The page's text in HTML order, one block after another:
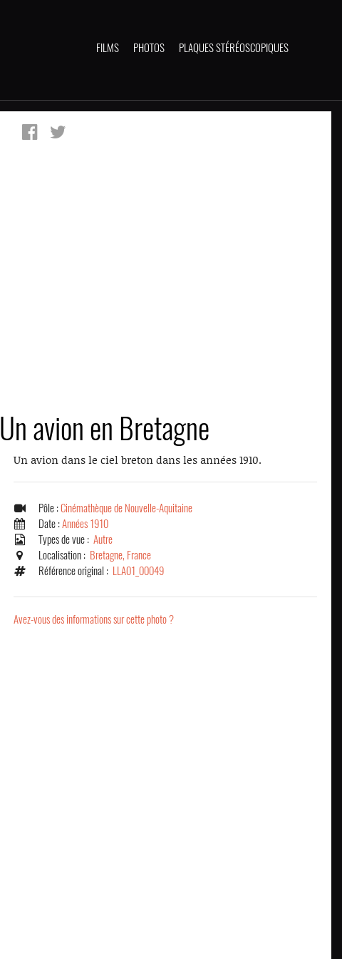
FILMS PHOTOS PLAQUES STÉRÉOSCOPIQUES
Un avion en Bretagne
Un avion dans le ciel breton dans les années 1910.
Pôle :Cinémathèque de Nouvelle-Aquitaine
Date :Années 1910
Types de vue :Autre
Localisation : Bretagne, France
Référence original : LLA01_00049
Avez-vous des informations sur cette photo ?